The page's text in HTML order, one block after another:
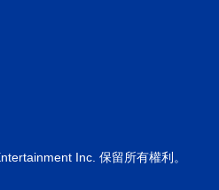
Inc. 保留所有權利。